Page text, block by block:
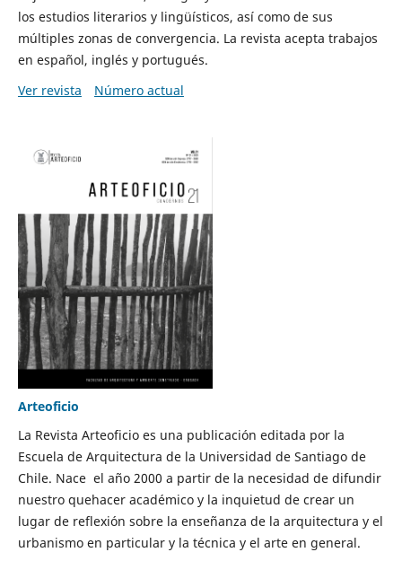
los estudios literarios y lingüísticos, así como de sus
múltiples zonas de convergencia. La revista acepta trabajos
en español, inglés y portugués.
Ver revista
Número actual
Arteoficio
La Revista Arteoficio es una publicación editada por la
Escuela de Arquitectura de la Universidad de Santiago de
Chile. Nace el año 2000 a partir de la necesidad de difundir
nuestro quehacer académico y la inquietud de crear un
lugar de reflexión sobre la enseñanza de la arquitectura y el
urbanismo en particular y la técnica y el arte en general.